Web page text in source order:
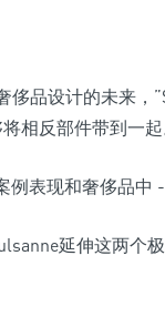
侈品设计的未来
相反部件带到一起
例表现和奢侈品中
延伸这两个